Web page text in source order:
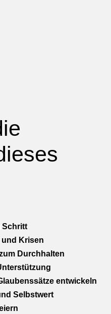
Schritt
und Krisen
Durchhalten
entwickeln
Selbstwert